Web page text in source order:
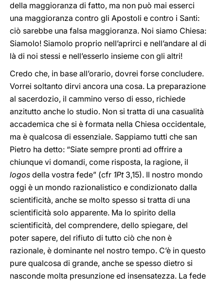
della maggioranza di fatto, ma non può mai esserci
una maggioranza contro gli Apostoli e contro i Santi:
ciò sarebbe una falsa maggioranza. Noi siamo Chiesa:
Siamolo! Siamolo proprio nell’aprirci e nell’andare al di
là di noi stessi e nell’esserlo insieme con gli altri!
Credo che, in base all’orario, dovrei forse concludere.
Vorrei soltanto dirvi ancora una cosa. La preparazione
al sacerdozio, il cammino verso di esso, richiede
anzitutto anche lo studio. Non si tratta di una casualità
accademica che si è formata nella Chiesa occidentale,
ma è qualcosa di essenziale. Sappiamo tutti che san
Pietro ha detto: “Siate sempre pronti ad offrire a
chiunque vi domandi, come risposta, la ragione, il
logos della vostra fede” (cfr 1Pt3,15). Il nostro mondo
oggi è un mondo razionalistico e condizionato dalla
scientificità, anche se molto spesso si tratta di una
scientificità solo apparente. Ma lo spirito della
scientificità, del comprendere, dello spiegare, del
poter sapere, del rifiuto di tutto ciò che non è
razionale, è dominante nel nostro tempo. C’è in questo
pure qualcosa di grande, anche se spesso dietro si
nasconde molta presunzione ed insensatezza. La fede